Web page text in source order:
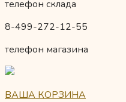
телефон склада
8-499-272-12-55
телефон магазина
ВАША КОРЗИНА